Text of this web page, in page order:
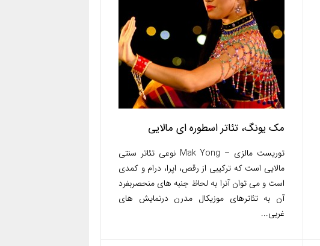
مک یونگ، تئاتر اسطوره ای مالایی
توریست مالزی – Mak Yong نوعی تئاتر سنتی
مالایی است که ترکیبی از رقص، اپرا، درام و کمدی
است و می توان آنرا به لحاظ جنبه های منحصربفرد
آن به تئاترهای موزیکال مدرن درنمایش های
غربی...